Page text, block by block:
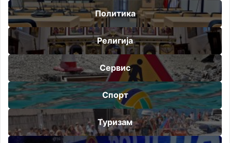
Политика
Религија
Сервис
Спорт
Туризам